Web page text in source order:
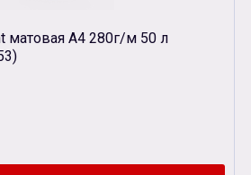
матовая А4 280г/м 50 л